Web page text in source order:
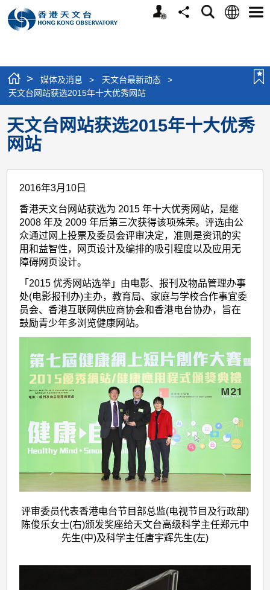
个
分
搜
语
选
> 媒体及消息 > 天文台最新动态
>
天文台网站获选2015年十大优秀网站
天文台网站获选2015年十大优秀
网站
2016年3月10日
香港天文台网站获选为 2015 年十大优秀网站，是继
2008 年及 2009 年后第三次获得该项殊荣。评选由公
众通过网上投票及委员会评审决定，准则是资讯的实
用和益智性，网页设计及编排的吸引程度以及应用无
障碍网页设计。
「2015 优秀网站选举」由电影、报刊及物品管理办事
处(电影报刊办)主办，教育局、家庭与学校合作事宜委
员会、香港互联网供应商协会和香港电台协办，旨在
鼓励青少年多浏览健康网站。
评审委员代表香港电台节目部总监(电视节目及行政部)
陈俊乐女士(右)颁发奖座给天文台高级科学主任郑元中
先生(中)及科学主任唐宇辉先生(左)